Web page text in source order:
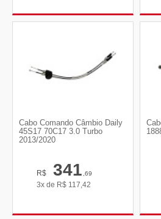
Cabo Comando Câmbio Daily
45S17 70C17 3.0 Turbo
2013/2020
R$ 341,69
3x de R$ 117,42